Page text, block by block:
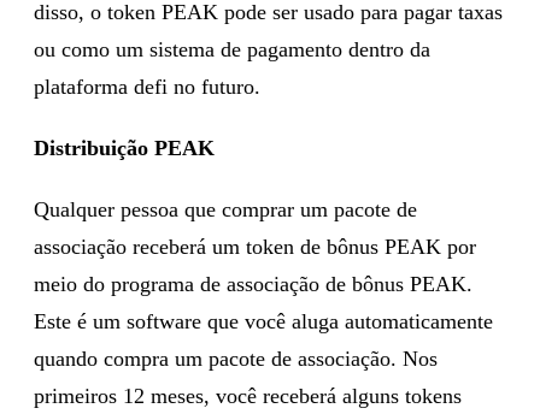
disso, o token PEAK pode ser usado para pagar taxas
ou como um sistema de pagamento dentro da
plataforma defi no futuro.
Distribuição PEAK
Qualquer pessoa que comprar um pacote de
associação receberá um token de bônus PEAK por
meio do programa de associação de bônus PEAK.
Este é um software que você aluga automaticamente
quando compra um pacote de associação. Nos
primeiros 12 meses, você receberá alguns tokens